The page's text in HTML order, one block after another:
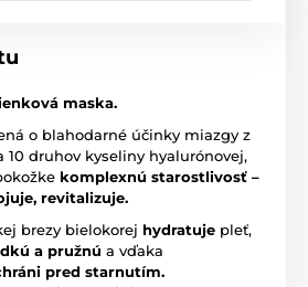
maska.
o blahodarné účinky miazgy z
10 druhov kyseliny hyalurónovej,
komplexnú starostlivosť –
revitalizuje.
brezy bielokorej hydratuje pleť,
a pružnú a vďaka
pred starnutím.